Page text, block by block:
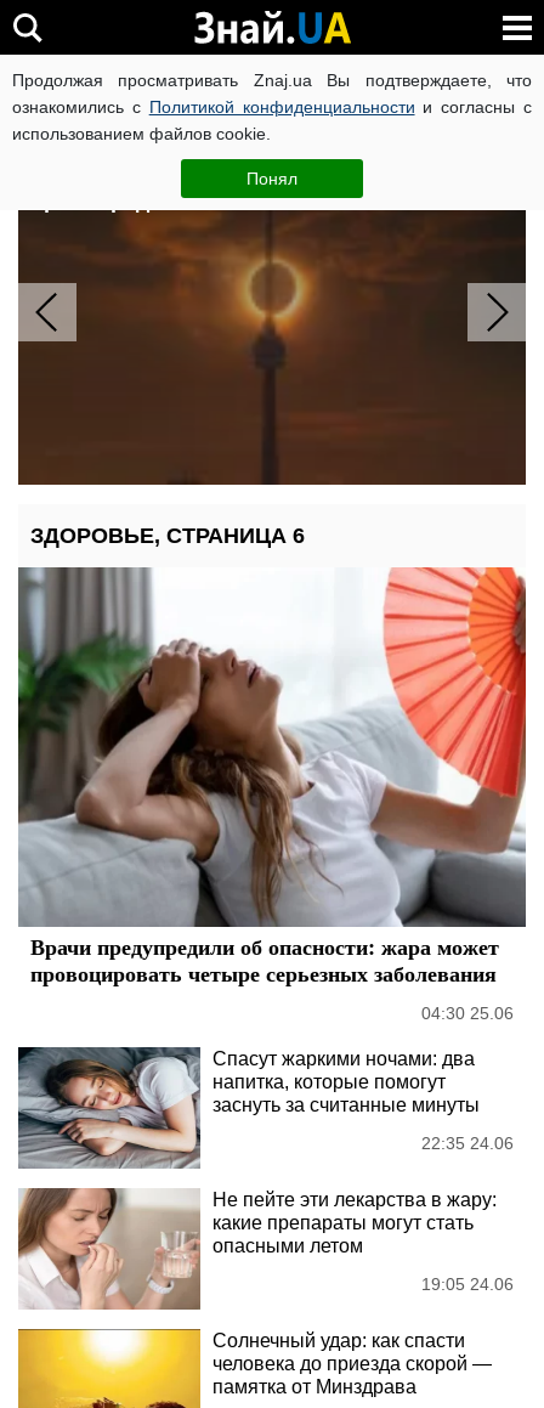
Продолжая просматривать Znaj.ua Вы подтверждаете, что
ознакомились с Политикой конфиденциальности и согласны с
использованием файлов cookie.
Понял
ВОЙНА РОССИИ ПРОТИВ УКРАИНЫ КОРОНАВИРУС В
Солнечное затмение в августе:
астролог назвала дни, когда нельзя
брать кредиты и жениться
ЗДОРОВЬЕ, СТРАНИЦА 6
Врачи предупредили об опасности: жара может
провоцировать четыре серьезных заболевания
04:30 25.06
Спасут жаркими ночами: два
напитка, которые помогут
заснуть за считанные минуты
22:35 24.06
Не пейте эти лекарства в жару:
какие препараты могут стать
опасными летом
19:05 24.06
Солнечный удар: как спасти
человека до приезда скорой —
памятка от Минздрава